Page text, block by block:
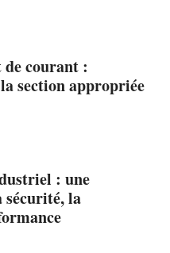
courant :
section appropriée
: une
sécurité, la